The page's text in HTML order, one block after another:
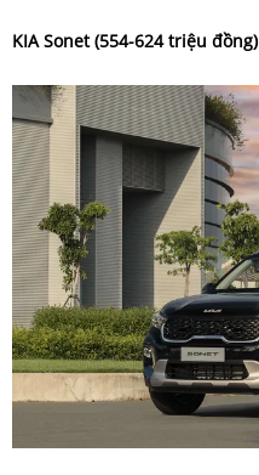
KIA Sonet (554-624 triệu đồng)